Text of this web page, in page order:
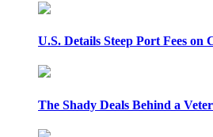
U.S. Details Steep Port Fees on
The Shady Deals Behind a